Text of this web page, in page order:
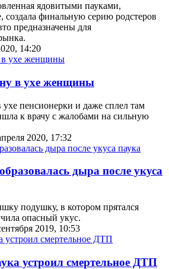
ядовитыми пауками,
финальную серию родстеров
предназначены для
14:20
в ухе женщины
пенсионерки и даже сплел там
к врачу с жалобами на сильную
2020, 17:32
дыра после укуса
подушку, в котором прятался
опасный укус.
2019, 10:53
устроил смертельное ДТП